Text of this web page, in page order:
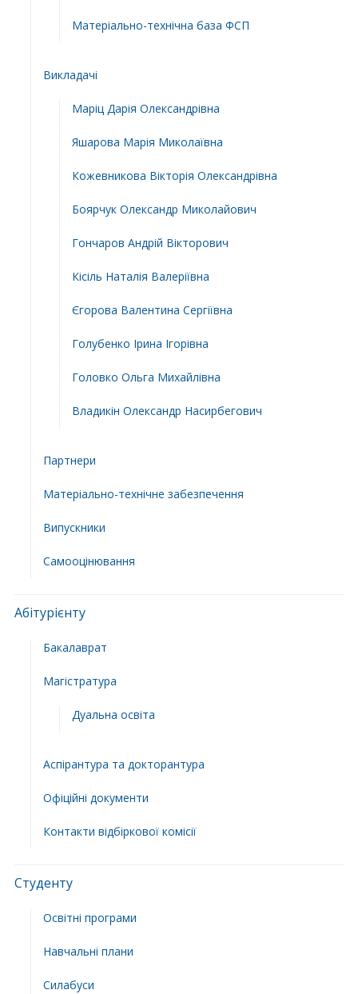
Матеріально-технічна база ФСП
Викладачі
Маріц Дарія Олександрівна
Яшарова Марія Миколаївна
Кожевникова Вікторія Олександрівна
Боярчук Олександр Миколайович
Гончаров Андрій Вікторович
Кісіль Наталія Валеріївна
Єгорова Валентина Сергіївна
Голубенко Ірина Ігорівна
Головко Ольга Михайлівна
Владикін Олександр Насирбегович
Партнери
Матеріально-технічне забезпечення
Випускники
Самооцінювання
Абітурієнту
Бакалаврат
Магістратура
Дуальна освіта
Аспірантура та докторантура
Офіційні документи
Контакти відбіркової комісії
Студенту
Освітні програми
Навчальні плани
Силабуси